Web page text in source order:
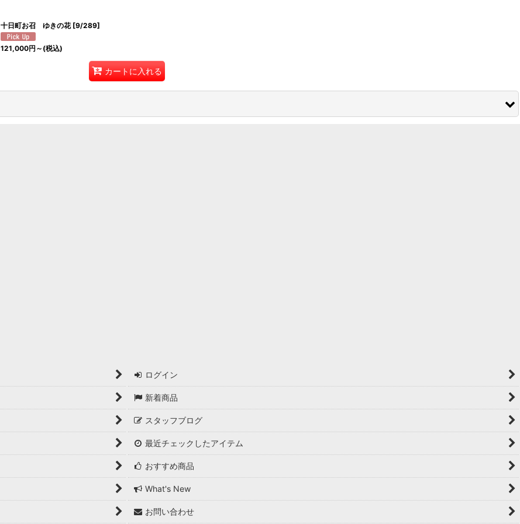
十日町お召 ゆきの花 [9/289]
121,000円 ～ (税込)
カートに入れる
ログイン
新着商品
スタッフブログ
最近チェックしたアイテム
おすすめ商品
What's New
お問い合わせ